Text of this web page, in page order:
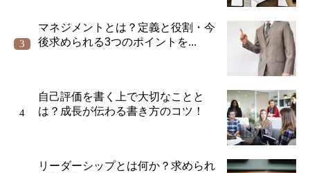
マネジメントとは？定義と役割・今
後求められる3つのポイントを...
自己評価を書く上で大切なことと
は？成長が伝わる書き方のコツ！
リーダーシップとは何か？求められ